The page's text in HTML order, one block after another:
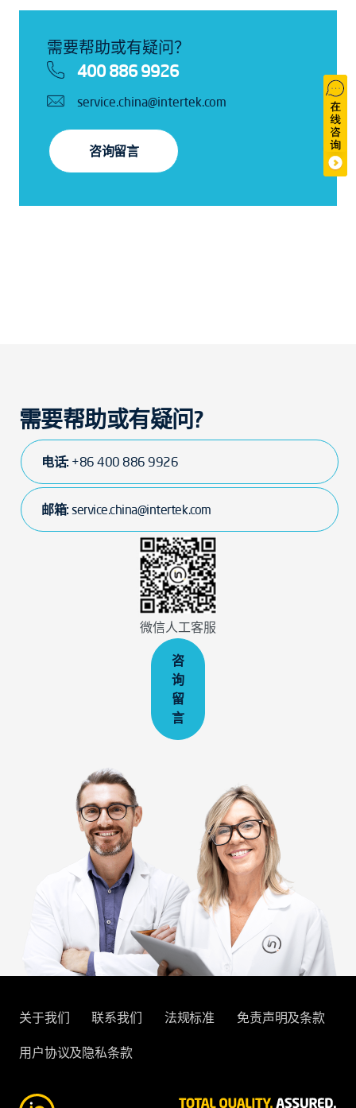
需要帮助或有疑问？
400 886 9926
service.china@intertek.com
咨询留言
需要帮助或有疑问?
电话: +86 400 886 9926
邮箱:service.china@intertek.com
微信人工客服
咨
询
留
言
关于我们 联系我们 法规标准 免责声明及条款
用户协议及隐私条款